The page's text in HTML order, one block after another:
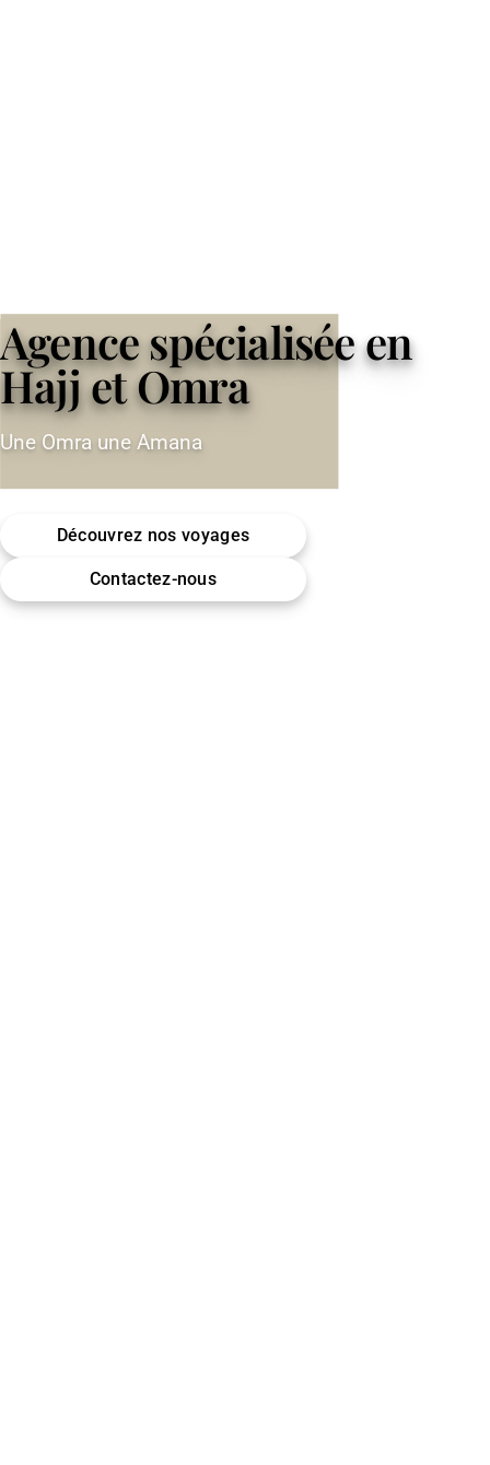
Agence spécialisée en
Hajj et Omra
Une Omra une Amana
Découvrez nos voyages
Contactez-nous
Omra (Umrah) · Hajj
Encadrement & accompagnement